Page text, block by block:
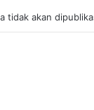
tidak akan